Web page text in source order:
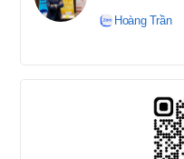
tuyển → Offer → Thủ tục
Hoàng Trần